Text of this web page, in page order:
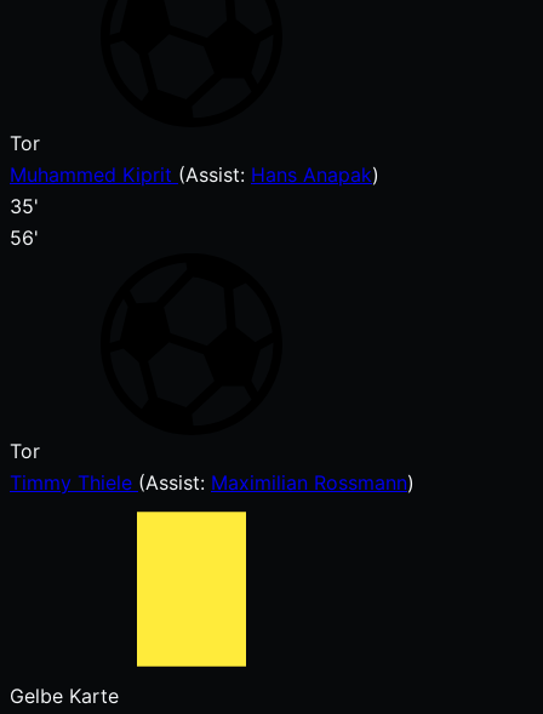
Tor
Muhammed Kiprit (Assist: Hans Anapak)
35'
56'
Tor
Timmy Thiele (Assist: Maximilian Rossmann)
Gelbe Karte